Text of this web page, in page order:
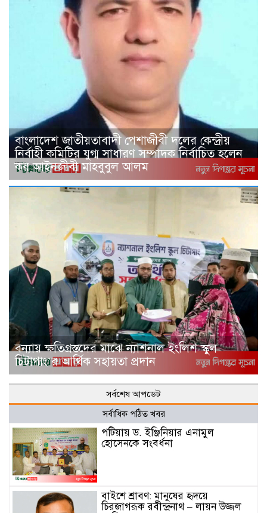
বাংলাদেশ জাতীয়তাবাদী পেশাজীবী দলের কেন্দ্রীয়
নির্বাহী কমিটির যুগ্ম সাধারণ সম্পাদক নির্বাচিত হলেন
কর আইনজীবী মাহবুবুল আলম
বন্যায় ক্ষতিগ্রস্তদের মাঝে ন্যাশনাল ইংলিশ স্কুল
চিটাগাং’র আর্থিক সহায়তা প্রদান
সর্বশেষ আপডেট
সর্বাধিক পঠিত খবর
পটিয়ায় ড. ইঞ্জিনিয়ার এনামুল
হোসেনকে সংবর্ধনা
বাইশে শ্রাবণ: মানুষের হৃদয়ে
চিরজাগরূক রবীন্দ্রনাথ – লায়ন উজ্জল